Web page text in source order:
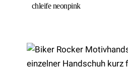
chleife neonpink